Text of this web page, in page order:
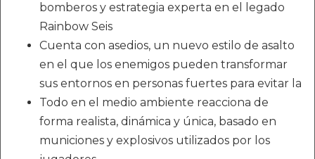
bomberos y estrategia experta en el legado
Rainbow Seis
Cuenta con asedios, un nuevo estilo de asalto
en el que los enemigos pueden transformar
sus entornos en personas fuertes para evitar la
Todo en el medio ambiente reacciona de
forma realista, dinámica y única, basado en
municiones y explosivos utilizados por los